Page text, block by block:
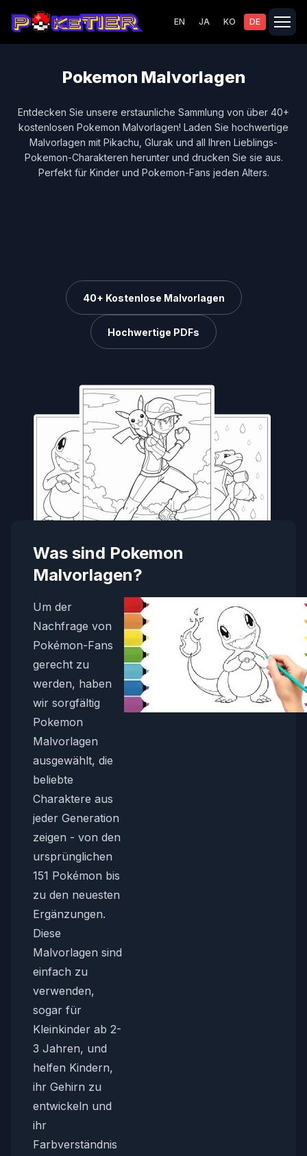
EN JA KO DE
Pokemon Malvorlagen
Entdecken Sie unsere erstaunliche Sammlung von über 40+
kostenlosen Pokemon Malvorlagen! Laden Sie hochwertige
Malvorlagen mit Pikachu, Glurak und all Ihren Lieblings-
Pokemon-Charakteren herunter und drucken Sie sie aus.
Perfekt für Kinder und Pokemon-Fans jeden Alters.
40+ Kostenlose Malvorlagen
Hochwertige PDFs
Was sind Pokemon
Malvorlagen?
Um der
Nachfrage von
Pokémon-Fans
gerecht zu
werden, haben
wir sorgfältig
Pokemon
Malvorlagen
ausgewählt, die
beliebte
Charaktere aus
jeder Generation
zeigen - von den
ursprünglichen
151 Pokémon bis
zu den neuesten
Ergänzungen.
Diese
Malvorlagen sind
einfach zu
verwenden,
sogar für
Kleinkinder ab 2-
3 Jahren, und
helfen Kindern,
ihr Gehirn zu
entwickeln und
ihr
Farbverständnis